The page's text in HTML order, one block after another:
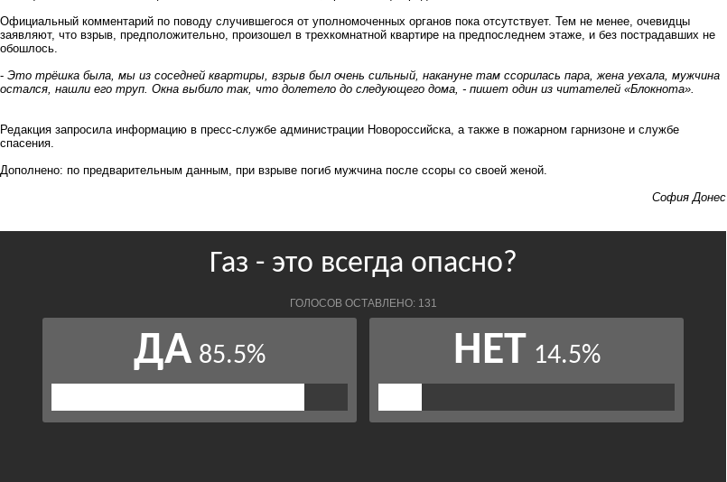
Официальный комментарий по поводу случившегося от уполномоченных органов пока отсутствует. Тем не менее, очевидцы
заявляют, что взрыв, предположительно, произошел в трехкомнатной квартире на предпоследнем этаже, и без пострадавших не
обошлось.
- Это трёшка была, мы из соседней квартиры, взрыв был очень сильный, накануне там ссорилась пара, жена уехала, мужчина
остался, нашли его труп. Окна выбило так, что долетело до следующего дома, - пишет один из читателей «Блокнота».
Редакция запросила информацию в пресс-службе администрации Новороссийска, а также в пожарном гарнизоне и службе
спасения.
Дополнено: по предварительным данным, при взрыве погиб мужчина после ссоры со своей женой.
София Донес